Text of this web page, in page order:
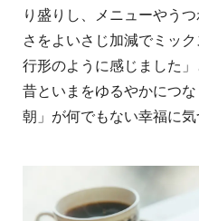
り盛りし、メニューやう
さをよいさじ加減でミッ
行形のように感じました」
昔といまをゆるやかにつ
朝」が何でもない幸福に気